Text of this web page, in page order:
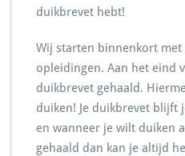
duikbrevet hebt!
Wij starten binnenkort met
opleidingen. Aan het eind
duikbrevet gehaald.
duiken! Je duikbrevet blijft
en wanneer je wilt duiken
gehaald dan kan je altijd